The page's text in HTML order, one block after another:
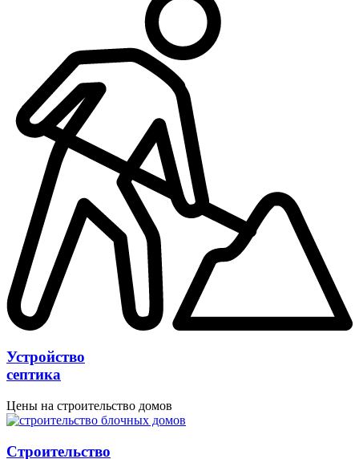
Устройство
cептика
Цены на строительство домов
Строительство